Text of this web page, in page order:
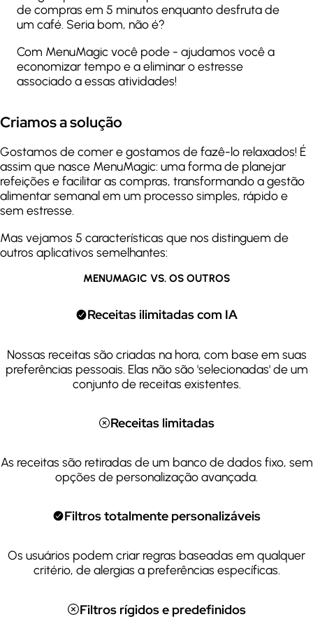
de compras em 5 minutos enquanto desfruta de
um café. Seria bom, não é?
Com MenuMagic você pode - ajudamos você a
economizar tempo e a eliminar o estresse
associado a essas atividades!
Criamos a solução
Gostamos de comer e gostamos de fazê-lo relaxados! É
assim que nasce MenuMagic: uma forma de planejar
refeições e facilitar as compras, transformando a gestão
alimentar semanal em um processo simples, rápido e
sem estresse.
Mas vejamos 5 características que nos distinguem de
outros aplicativos semelhantes:
MENUMAGIC VS. OS OUTROS
Receitas ilimitadas com IA
Nossas receitas são criadas na hora, com base em suas
preferências pessoais. Elas não são 'selecionadas' de um
conjunto de receitas existentes.
Receitas limitadas
As receitas são retiradas de um banco de dados fixo, sem
opções de personalização avançada.
Filtros totalmente personalizáveis
Os usuários podem criar regras baseadas em qualquer
critério, de alergias a preferências específicas.
Filtros rígidos e predefinidos